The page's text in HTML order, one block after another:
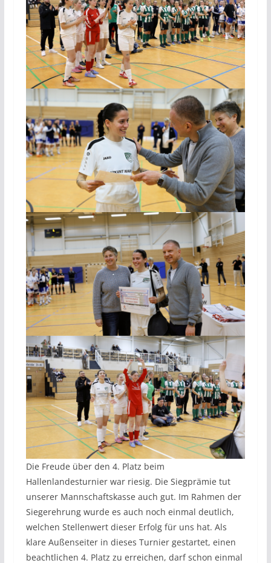
Die Freude über den 4. Platz beim
Hallenlandesturnier war riesig. Die Siegprämie tut
unserer Mannschaftskasse auch gut. Im Rahmen der
Siegerehrung wurde es auch noch einmal deutlich,
welchen Stellenwert dieser Erfolg für uns hat. Als
klare Außenseiter in dieses Turnier gestartet, einen
beachtlichen 4. Platz zu erreichen, darf schon einmal